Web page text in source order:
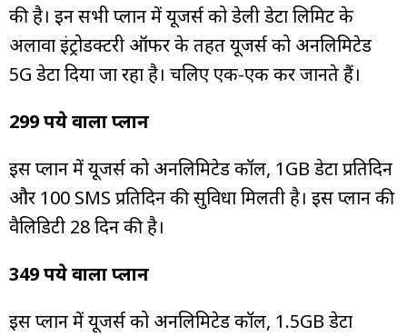
की है। इन सभी प्लान में यूजर्स को डेली डेटा लिमिट के
अलावा इंट्रोडक्टरी ऑफर के तहत यूजर्स को अनलिमिटेड
5G डेटा दिया जा रहा है। चलिए एक-एक कर जानते हैं।
299 रुपये वाला प्लान
इस प्लान में यूजर्स को अनलिमिटेड कॉल, 1GB डेटा प्रतिदिन
और 100 SMS प्रतिदिन की सुविधा मिलती है। इस प्लान की
वैलिडिटी 28 दिन की है।
349 रुपये वाला प्लान
इस प्लान में यूजर्स को अनलिमिटेड कॉल, 1.5GB डेटा